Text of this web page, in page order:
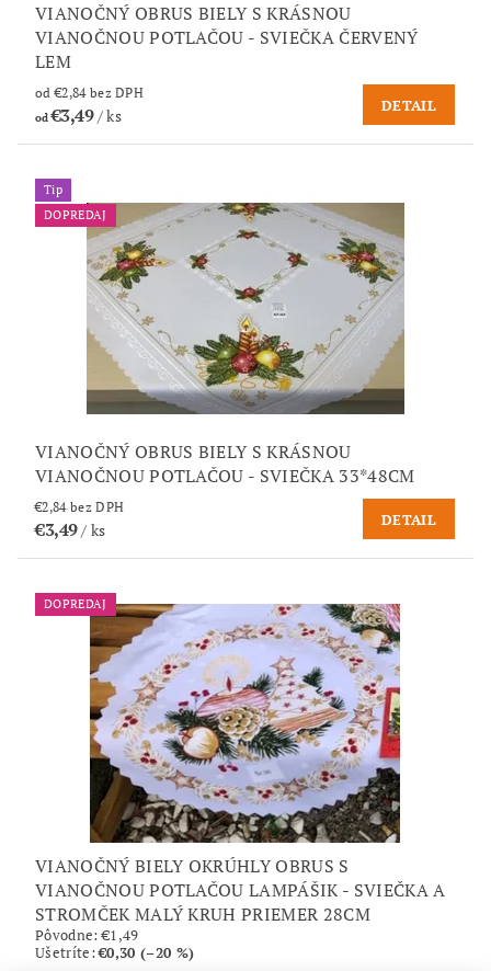
VIANOČNÝ OBRUS BIELY S KRÁSNOU
VIANOČNOU POTLAČOU - SVIEČKA ČERVENÝ
LEM
od €2,84 bez DPH
od€3,49/ ks
DETAIL
Tip
DOPREDAJ
VIANOČNÝ OBRUS BIELY S KRÁSNOU
VIANOČNOU POTLAČOU - SVIEČKA 33*48CM
€2,84 bez DPH
€3,49/ ks
DETAIL
DOPREDAJ
VIANOČNÝ BIELY OKRÚHLY OBRUS S
VIANOČNOU POTLAČOU LAMPÁŠIK - SVIEČKA A
STROMČEK MALÝ KRUH PRIEMER 28CM
Pôvodne:€1,49
Ušetríte:€0,30 (–20 %)